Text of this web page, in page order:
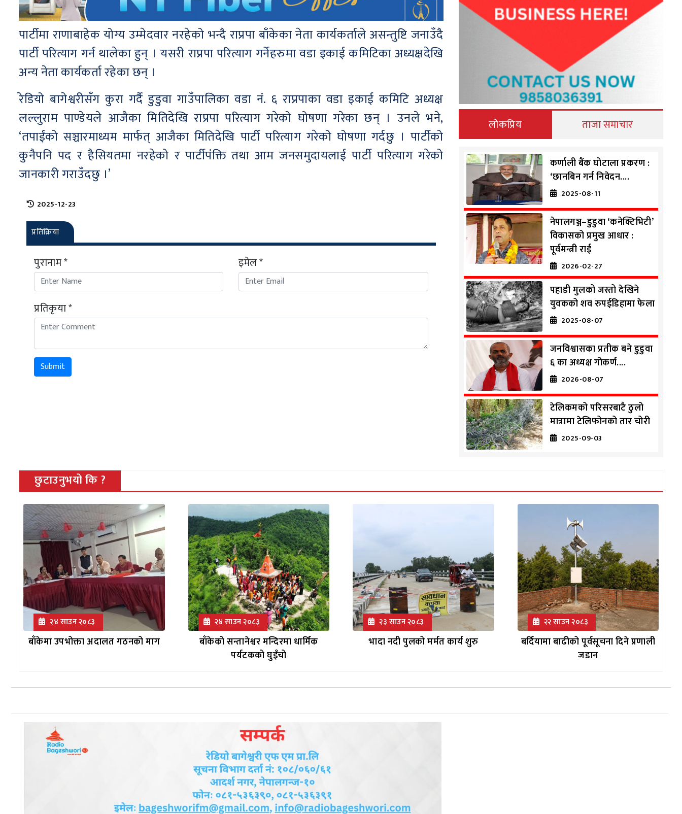
पार्टीमा राणाबाहेक योग्य उम्मेदवार नरहेको भन्दै राप्रपा बाँकेका नेता कार्यकर्ताले असन्तुष्टि जनाउँदै
पार्टी परित्याग गर्न थालेका हुन् । यसरी राप्रपा परित्याग गर्नेहरुमा वडा इकाई कमिटिका अध्यक्षदेखि
अन्य नेता कार्यकर्ता रहेका छन् ।
रेडियो बागेश्वरीसँग कुरा गर्दै डुडुवा गाउँपालिका वडा नं. ६ राप्रपाका वडा इकाई कमिटि अध्यक्ष
लल्लुराम पाण्डेयले आजैका मितिदेखि राप्रपा परित्याग गरेको घोषणा गरेका छन् । उनले भने,
‘तपाईंको सञ्चारमाध्यम मार्फत् आजैका मितिदेखि पार्टी परित्याग गरेको घोषणा गर्दछु । पार्टीको
कुनैपनि पद र हैसियतमा नरहेको र पार्टीपंक्ति तथा आम जनसमुदायलाई पार्टी परित्याग गरेको
जानकारी गराउँदछु ।’
2025-12-23
प्रतिक्रिया
पुरानाम * इमेल *
प्रतिकृया *
Submit
लोकप्रिय ताजा समाचार
कर्णाली बैंक घोटाला प्रकरण :
‘छानबिन गर्न निवेदन....
2025-08-11
नेपालगञ्ज–डुडुवा ‘कनेक्टिभिटी’
विकासको प्रमुख आधार :
पूर्वमन्त्री राई
2026-02-27
पहाडी मुलको जस्तो देखिने
युवकको शव रुपईडिहामा फेला
2025-08-07
जनविश्वासका प्रतीक बने डुडुवा
६ का अध्यक्ष गोकर्ण....
2026-08-07
टेलिकमको परिसरबाटै ठुलो
मात्रामा टेलिफोनको तार चोरी
2025-09-03
छुटाउनुभयो कि ?
२४ साउन २०८३
बाँकेमा उपभोक्ता अदालत गठनको माग
२४ साउन २०८३
बाँकेको सन्तानेश्वर मन्दिरमा धार्मिक
पर्यटकको घुइँचो
२३ साउन २०८३
भादा नदी पुलको मर्मत कार्य शुरु
२२ साउन २०८३
बर्दियामा बाढीको पूर्वसूचना दिने प्रणाली
जडान